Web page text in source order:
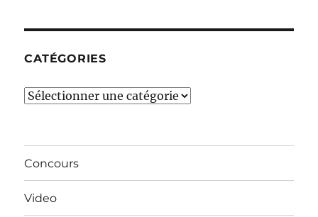
CATÉGORIES
Catégories
Concours
Video